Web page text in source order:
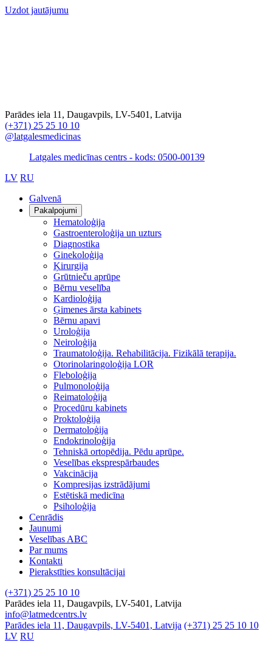
Uzdot jautājumu
Parādes iela 11, Daugavpils, LV-5401, Latvija
(+371) 25 25 10 10
@latgalesmedicinas
Latgales medicīnas centrs - kods: 0500-00139
LV RU
Galvenā
Pakalpojumi
Hematoloģija
Gastroenteroloģija un uzturs
Diagnostika
Ginekoloģija
Ķirurgija
Grūtnieču aprūpe
Bērnu veselība
Kardioloģija
Ģimenes ārsta kabinets
Bērnu apavi
Uroloģija
Neiroloģija
Traumatoloģija. Rehabilitācija. Fizikālā terapija.
Otorinolaringoloģija LOR
Fleboloģija
Pulmonoloģija
Reimatoloģija
Procedūru kabinets
Proktoloģija
Dermatoloģija
Endokrinoloģija
Tehniskā ortopēdija. Pēdu aprūpe.
Veselības eksprespārbaudes
Vakcinācija
Kompresijas izstrādājumi
Estētiskā medicīna
Psiholoģija
Cenrādis
Jaunumi
Veselības ABC
Par mums
Kontakti
Pierakstīties konsultācijai
(+371) 25 25 10 10
Parādes iela 11, Daugavpils, LV-5401, Latvija
info@latmedcentrs.lv
Parādes iela 11, Daugavpils, LV-5401, Latvija (+371) 25 25 10 10
LV RU